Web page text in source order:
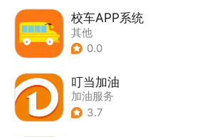
校车APP系统
其他
0.0
叮当加油
加油服务
3.7